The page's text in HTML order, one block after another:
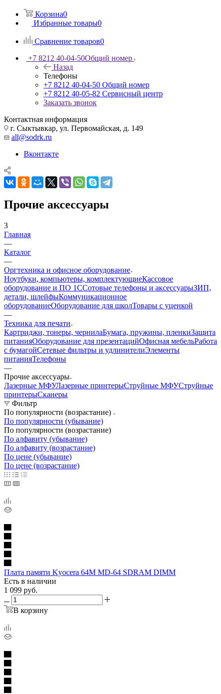
Корзина0
Избранные товары0
Сравнение товаров0
+7 8212 40-04-50Общий номер
Назад
Телефоны
+7 8212 40-04-50 Общий номер
+7 8212 40-05-82 Сервисный центр
Заказать звонок
Контактная информация
г. Сыктывкар, ул. Первомайская, д. 149
all@sodrk.ru
Вконтакте
Прочие аксессуары
3
Главная
—
Каталог
—
Оргтехника и офисное оборудование
Ноутбуки, компьютеры, комплектующиеКассовое
оборудование и ПО 1ССотовые телефоны и аксессуарыЗИП,
детали, шлейфыКоммуникационное
оборудованиеОборудование для школТовары с уценкой
—
Техника для печати
Картриджи, тонеры, чернилаБумага, пружины, пленкиЗащита
питанияОборудование для презентацийОфисная мебельРабота
с бумагойСетевые фильтры и удлинителиЭлементы
питанияТелефоны
—
Прочие аксессуары
Лазерные МФУЛазерные принтерыСтруйные МФУСтруйные
принтерыСканеры
Фильтр
По популярности (возрастание)
По популярности (убывание)
По популярности (возрастание)
По алфавиту (убывание)
По алфавиту (возрастание)
По цене (убывание)
По цене (возрастание)
Плата памяти Kyocera 64M MD-64 SDRAM DIMM
Есть в наличии
1 099 руб.
В корзину